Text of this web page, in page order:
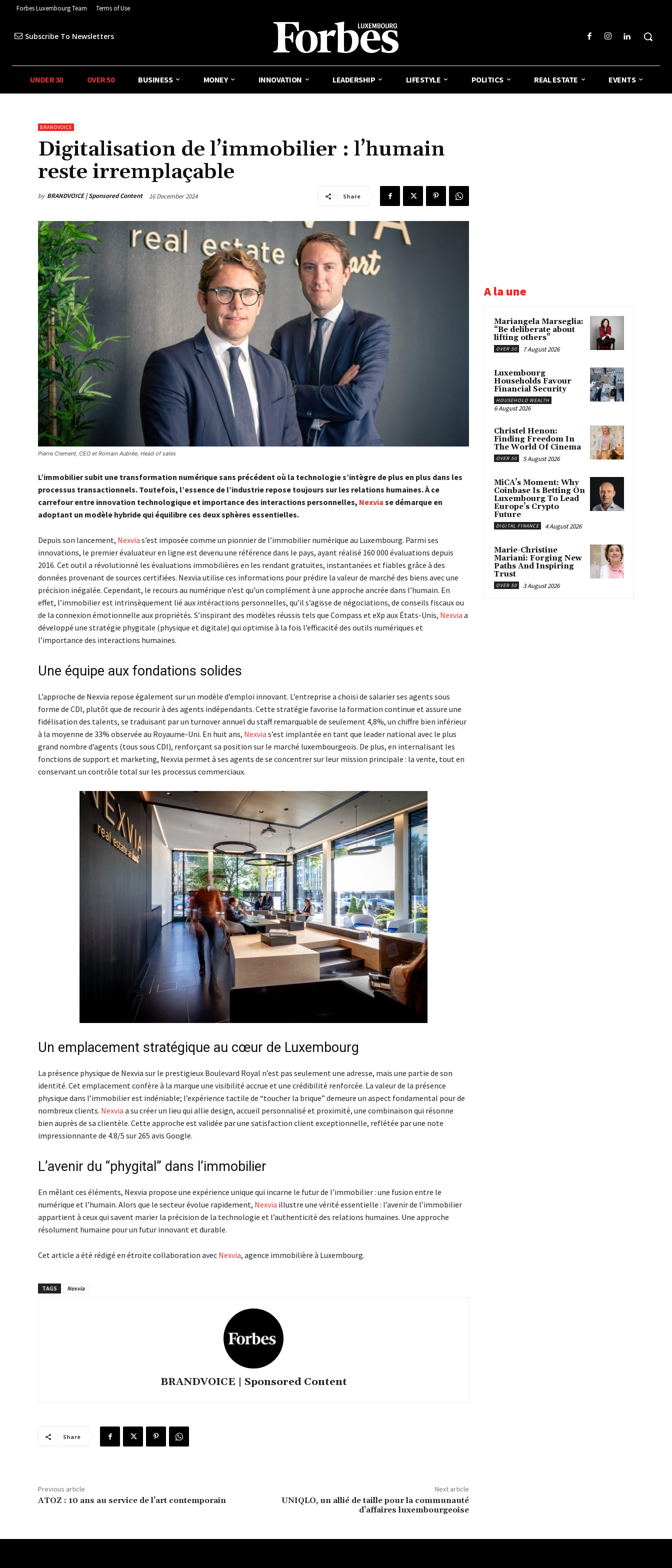
Forbes Luxembourg Team Terms of Use
Subscribe To Newsletters
UNDER 30 OVER 50 BUSINESS MONEY INNOVATION LEADERSHIP LIFESTYLE POLITICS REAL ESTATE EVENTS
BRANDVOICE
Digitalisation de l’immobilier : l’humain
reste irremplaçable
by BRANDVOICE | Sponsored Content 16 December 2024 Share
Pierre Clement, CEO et Romain Aubrée, Head of sales
L’immobilier subit une transformation numérique sans précédent où la technologie s’intègre de plus en plus dans les
processus transactionnels. Toutefois, l’essence de l’industrie repose toujours sur les relations humaines. À ce
carrefour entre innovation technologique et importance des interactions personnelles, Nexvia se démarque en
adoptant un modèle hybride qui équilibre ces deux sphères essentielles.
Depuis son lancement, Nexvia s’est imposée comme un pionnier de l’immobilier numérique au Luxembourg. Parmi ses
innovations, le premier évaluateur en ligne est devenu une référence dans le pays, ayant réalisé 160 000 évaluations depuis
2016. Cet outil a révolutionné les évaluations immobilières en les rendant gratuites, instantanées et fiables grâce à des
données provenant de sources certifiées. Nexvia utilise ces informations pour prédire la valeur de marché des biens avec une
précision inégalée. Cependant, le recours au numérique n’est qu’un complément à une approche ancrée dans l’humain. En
effet, l’immobilier est intrinsèquement lié aux intéractions personnelles, qu’il s’agisse de négociations, de conseils fiscaux ou
de la connexion émotionnelle aux propriétés. S’inspirant des modèles réussis tels que Compass et eXp aux États-Unis, Nexvia a
développé une stratégie phygitale (physique et digitale) qui optimise à la fois l’efficacité des outils numériques et
l’importance des interactions humaines.
Une équipe aux fondations solides
L’approche de Nexvia repose également sur un modèle d’emploi innovant. L’entreprise a choisi de salarier ses agents sous
forme de CDI, plutôt que de recourir à des agents indépendants. Cette stratégie favorise la formation continue et assure une
fidélisation des talents, se traduisant par un turnover annuel du staff remarquable de seulement 4,8%, un chiffre bien inférieur
à la moyenne de 33% observée au Royaume-Uni. En huit ans, Nexvia s’est implantée en tant que leader national avec le plus
grand nombre d’agents (tous sous CDI), renforçant sa position sur le marché luxembourgeois. De plus, en internalisant les
fonctions de support et marketing, Nexvia permet à ses agents de se concentrer sur leur mission principale : la vente, tout en
conservant un contrôle total sur les processus commerciaux.
Un emplacement stratégique au cœur de Luxembourg
La présence physique de Nexvia sur le prestigieux Boulevard Royal n’est pas seulement une adresse, mais une partie de son
identité. Cet emplacement confère à la marque une visibilité accrue et une crédibilité renforcée. La valeur de la présence
physique dans l’immobilier est indéniable; l’expérience tactile de “toucher la brique” demeure un aspect fondamental pour de
nombreux clients. Nexvia a su créer un lieu qui allie design, accueil personnalisé et proximité, une combinaison qui résonne
bien auprès de sa clientèle. Cette approche est validée par une satisfaction client exceptionnelle, reflétée par une note
impressionnante de 4.8/5 sur 265 avis Google.
L’avenir du “phygital” dans l’immobilier
En mêlant ces éléments, Nexvia propose une expérience unique qui incarne le futur de l’immobilier : une fusion entre le
numérique et l’humain. Alors que le secteur évolue rapidement, Nexvia illustre une vérité essentielle : l’avenir de l’immobilier
appartient à ceux qui savent marier la précision de la technologie et l’authenticité des relations humaines. Une approche
résolument humaine pour un futur innovant et durable.
Cet article a été rédigé en étroite collaboration avec Nexvia, agence immobilière à Luxembourg.
TAGS Nexvia
BRANDVOICE | Sponsored Content
Share
Previous article
ATOZ : 10 ans au service de l’art contemporain
Next article
UNIQLO, un allié de taille pour la communauté
d’affaires luxembourgeoise
A la une
Mariangela Marseglia:
“Be deliberate about
lifting others”
OVER 50 7 August 2026
Luxembourg
Households Favour
Financial Security
HOUSEHOLD WEALTH
6 August 2026
Christel Henon:
Finding Freedom In
The World Of Cinema
OVER 50 5 August 2026
MiCA’s Moment: Why
Coinbase Is Betting On
Luxembourg To Lead
Europe’s Crypto
Future
DIGITAL FINANCE 4 August 2026
Marie-Christine
Mariani: Forging New
Paths And Inspiring
Trust
OVER 50 3 August 2026